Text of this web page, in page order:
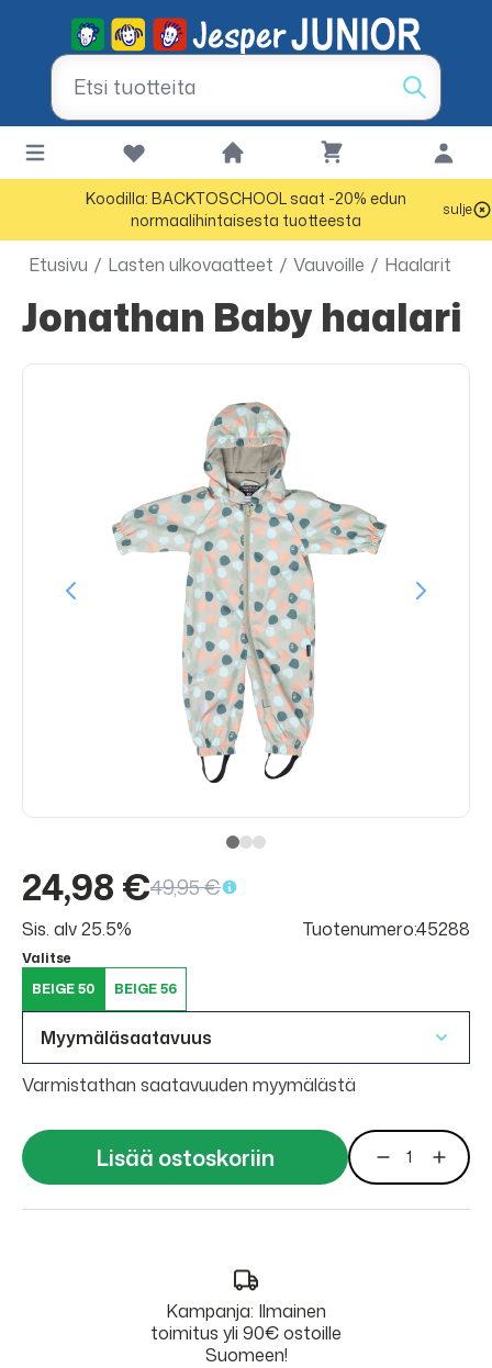
Koodilla: BACKTOSCHOOL saat -20% edun
normaalihintaisesta tuotteesta
sulje
Etusivu / Lasten ulkovaatteet / Vauvoille / Haalarit
Jonathan Baby haalari
24,98 €49,95 €
Sis. alv 25.5% Tuotenumero:45288
Valitse
BEIGE 50
BEIGE 56
Myymäläsaatavuus
Varmistathan saatavuuden myymälästä
Lisää ostoskoriin
Kampanja: Ilmainen
toimitus yli 90€ ostoille
Suomeen!